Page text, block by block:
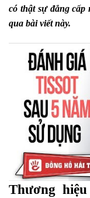
có thật sự đẳng
qua bài viết này.
Thương